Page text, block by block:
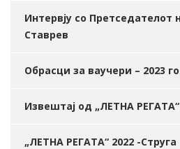
Интервју со
Ставрев
Обрасци за ваучери – 2023
Извештај од „ЛЕТНА РЕГАТА“
„ЛЕТНА РЕГАТА“ 2022 -Струга